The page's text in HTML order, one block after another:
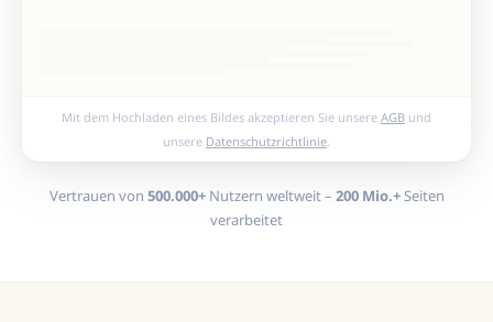
Mit dem Hochladen eines Bildes akzeptieren Sie unsere AGB und
unsere Datenschutzrichtlinie
Vertrauen von 500.000+Nutzern weltweit – 200 Mio.+Seiten
verarbeitet